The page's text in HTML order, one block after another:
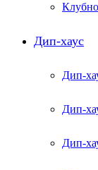
Дип-хаус
Дип-
Дип-
Дип-